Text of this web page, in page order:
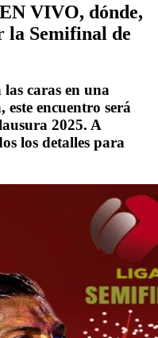
VIVO, dónde,
la Semifinal de
caras en una
este encuentro será
2025. A
los detalles para